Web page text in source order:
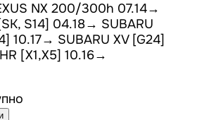
NX 200/300h 07.14→
S14] 04.18→ SUBARU
10.17→ SUBARU XV [G24]
[X1,X5] 10.16→